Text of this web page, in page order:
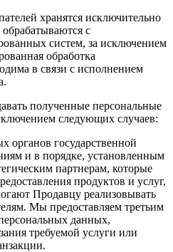
хранятся исключительно
с
систем, за исключением
обработка
в связи с исполнением
полученные персональные
следующих случаев:
органов государственной
и в порядке, установленным
партнерам, которые
продуктов и услуг,
Продавцу реализовывать
Мы предоставляем третьим
данных,
требуемой услуги или